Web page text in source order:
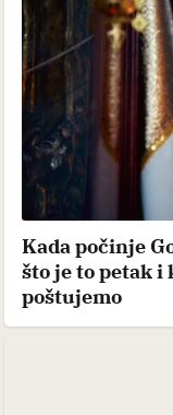
Kada počinje
što je to petak i
poštujemo